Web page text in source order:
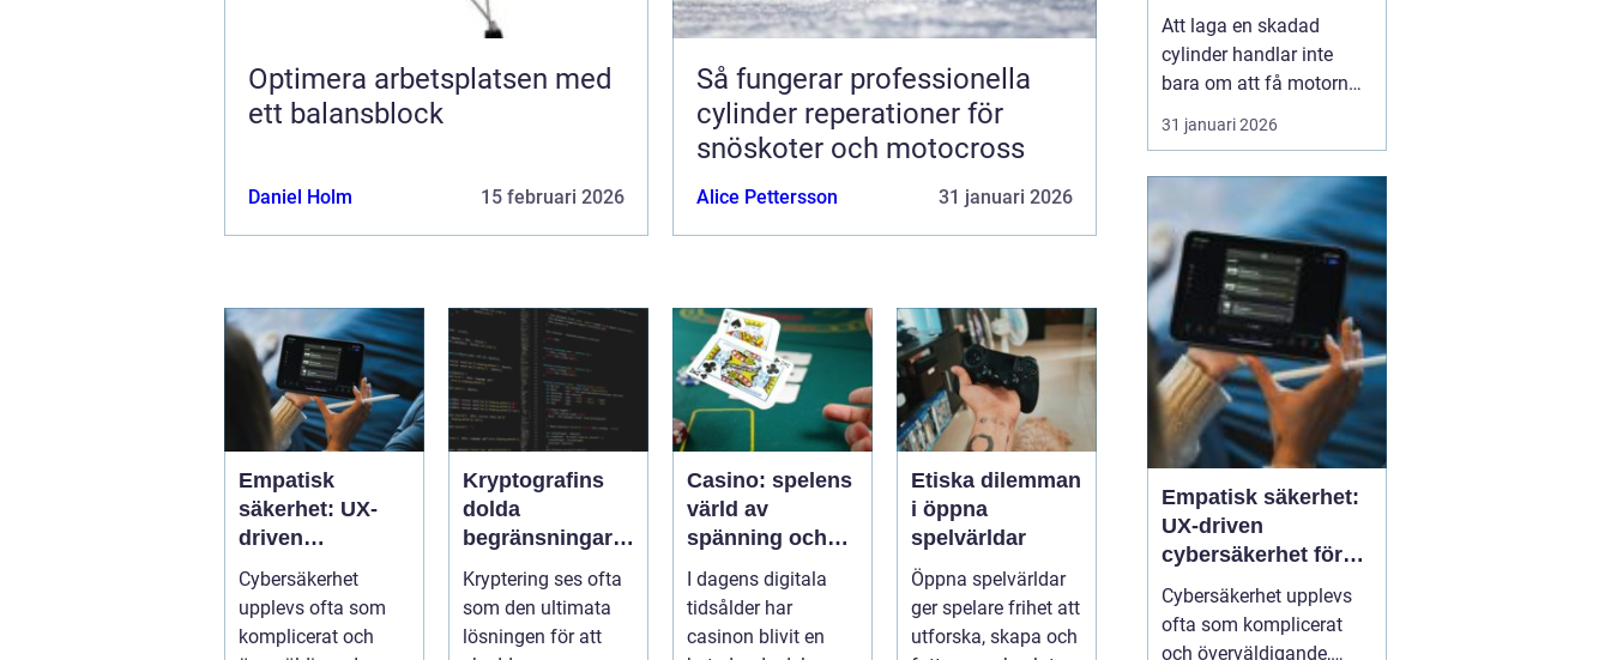
Optimera arbetsplatsen med
ett balansblock
Daniel Holm 15 februari 2026
Så fungerar professionella
cylinder reperationer för
snöskoter och motocross
Alice Pettersson 31 januari 2026
Empatisk
säkerhet: UX-
driven
cybersäkerhet
för icke-tekniska
användare
Cybersäkerhet
upplevs ofta som
komplicerat och
Kryptografins
dolda
begränsningar:
När säker kod
kan missleda
företag
Kryptering ses ofta
som den ultimata
lösningen för att
Casino: spelens
värld av
spänning och
underhållning
I dagens digitala
tidsålder har
casinon blivit en
Etiska dilemman
i öppna
spelvärldar
Öppna spelvärldar
ger spelare frihet att
utforska, skapa och
reperationer för
snöskoter och
motocross
Att laga en skadad
cylinder handlar inte
bara om att få motorn
att gå igen. En väl utförd
reparation förlänger
maskinen, ger stabil
prestanda och minskar
kostnaderna över tid.
Många förare upptäcker
först värdet av en bra
cylinder...
31 januari 2026
Empatisk säkerhet:
UX-driven
cybersäkerhet för
icke-tekniska
användare
Cybersäkerhet upplevs
ofta som komplicerat
och överväldigande,